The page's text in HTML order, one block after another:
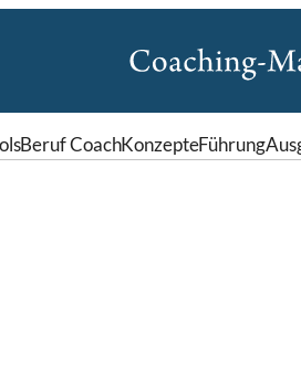
Beruf CoachKonzepteFührung